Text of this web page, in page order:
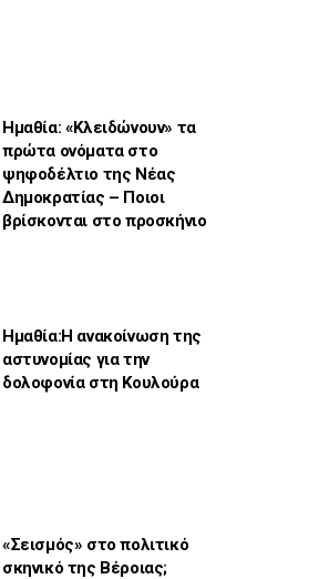
Ημαθία: «Κλειδώνουν» τα
πρώτα ονόματα στο
ψηφοδέλτιο της Νέας
Δημοκρατίας – Ποιοι
βρίσκονται στο προσκήνιο
Ημαθία:Η ανακοίνωση της
αστυνομίας για την
δολοφονία στη Κουλούρα
«Σεισμός» στο πολιτικό
σκηνικό της Βέροιας;